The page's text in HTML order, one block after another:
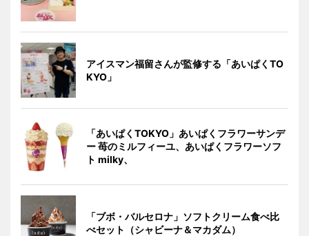
アイスマン福留さんが監修する「あいぱくTO
KYO」
「あいぱくTOKYO」あいぱくフラワーサンデ
ー 苺のミルフィーユ、あいぱくフラワーソフ
ト milky、
「ブボ・バルセロナ」ソフトクリーム食べ比
べセット（シャビーナ＆マカダム）